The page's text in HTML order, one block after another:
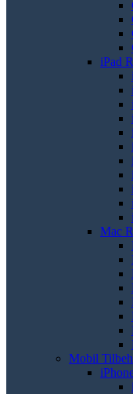
iPad
Mac
Mobil